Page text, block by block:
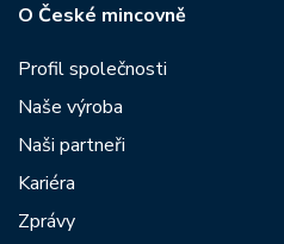
O České mincovně
Profil společnosti
Naše výroba
Naši partneři
Kariéra
Zprávy